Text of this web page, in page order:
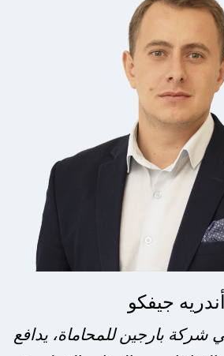
أندريه جيفكو
بارجين للمحاماة، يدافع